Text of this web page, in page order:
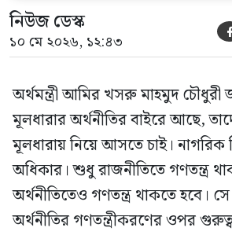
নিউজ ডেস্ক
১০ মে ২০২৬, ১২:৪৩
অর্থমন্ত্রী আমির খসরু মাহমুদ চৌধুরী
মূলধারার অর্থনীতির বাইরে আছে,
মূলধারায় নিয়ে আসতে চাই। নাগরিক
অধিকার। শুধু রাজনীতিতে গণতন্ত্র
অর্থনীতিতেও গণতন্ত্র থাকতে হবে।
অর্থনীতির গণতন্ত্রীকরণের ওপর গুরুত্ব